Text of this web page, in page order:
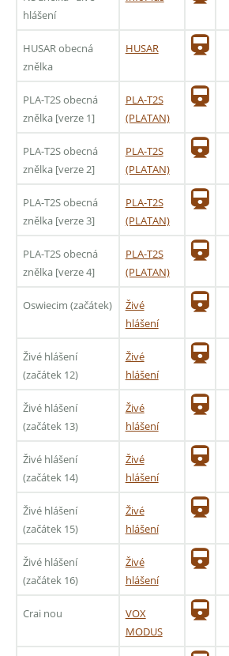
hlášení
HUSAR obecná
znělka
HUSAR
PLA-T2S obecná
znělka [verze 1]
PLA-T2S
(PLATAN)
PLA-T2S obecná
znělka [verze 2]
PLA-T2S
(PLATAN)
PLA-T2S obecná
znělka [verze 3]
PLA-T2S
(PLATAN)
PLA-T2S obecná
znělka [verze 4]
PLA-T2S
(PLATAN)
Oswiecim (začátek)
Živé
hlášení
Živé hlášení
(začátek 12)
Živé
hlášení
Živé hlášení
(začátek 13)
Živé
hlášení
Živé hlášení
(začátek 14)
Živé
hlášení
Živé hlášení
(začátek 15)
Živé
hlášení
Živé hlášení
(začátek 16)
Živé
hlášení
Crai nou
VOX
MODUS